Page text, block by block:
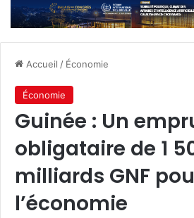
Accueil / Économie
Économie
Guinée : Un
obligataire de 1
milliards GNF
l’économie